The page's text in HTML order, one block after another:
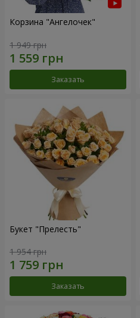
Корзина "Ангелочек"
1 949 грн
Заказать
Букет "Прелесть"
1 954 грн
Заказать